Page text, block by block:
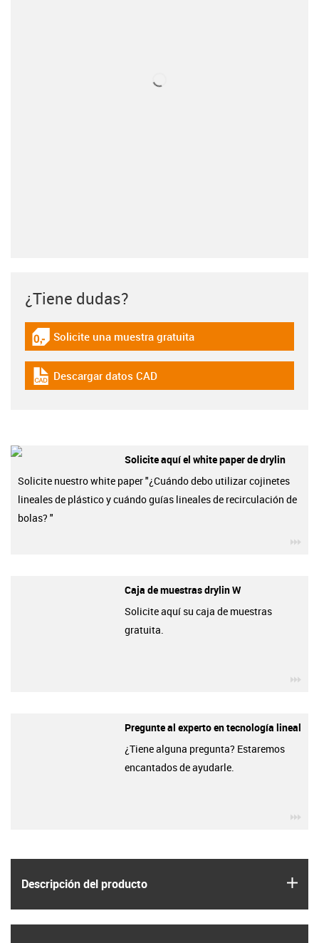
Descripción del producto
¿Tiene dudas?
igus-icon-gratismuster
Solicite una muestra gratuita
igus-icon-cad-dateien
Descargar datos CAD
Solicite aquí el white paper de drylin
Solicite nuestro white paper "¿Cuándo debo utilizar cojinetes
lineales de plástico y cuándo guías lineales de recirculación de
bolas? "
Caja de muestras drylin W
Solicite aquí su caja de muestras
gratuita.
Pregunte al experto en tecnología lineal
¿Tiene alguna pregunta? Estaremos
encantados de ayudarle.